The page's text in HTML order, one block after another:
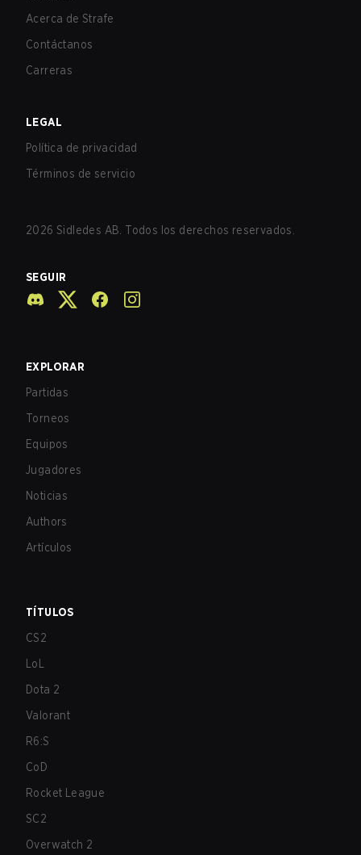
Acerca de Strafe
Contáctanos
Carreras
LEGAL
Política de privacidad
Términos de servicio
2026 Sidledes AB. Todos los derechos reservados.
SEGUIR
EXPLORAR
Partidas
Torneos
Equipos
Jugadores
Noticias
Authors
Artículos
TÍTULOS
CS2
LoL
Dota 2
Valorant
R6:S
CoD
Rocket League
SC2
Overwatch 2